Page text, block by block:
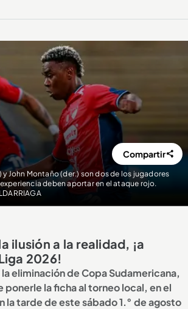
y John Montaño (der.) son dos de los jugadores
deben aportar en el ataque rojo.
Compartir
ilusión a la realidad, ¡a
2026!
la eliminación de Copa Sudamericana,
ponerle la ficha al torneo local, en el
la tarde de este sábado 1.° de agosto